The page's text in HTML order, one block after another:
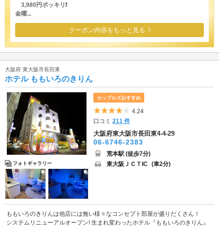
3,980円ポッキリ❗
金曜...
クーポン内容をもっと見る
大阪府 東大阪市長田東
ホテル ももいろのきりん
フォトギャラリー
カップルズおすすめ
5つ星のうち4
4.24
口コミ211 件
大阪府東大阪市長田東4-4-29
06-6746-2383
荒本駅 (徒歩7分)
東大阪ＪＣＴIC (車2分)
ももいろのきりんは他店には無い様々なコンセプト部屋が盛りだくさん！
システムリニューアルオープン! 生まれ変わったホテル『ももいろのきりん』